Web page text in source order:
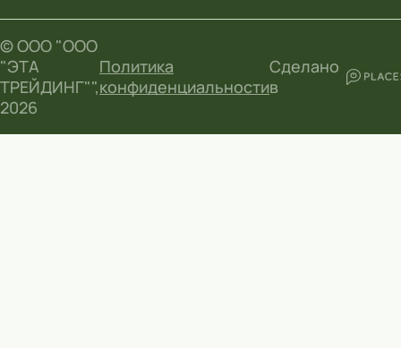
© ООО "ООО
"ЭТА
ТРЕЙДИНГ"",
2026
Политика
конфиденциальности
Сделано
в